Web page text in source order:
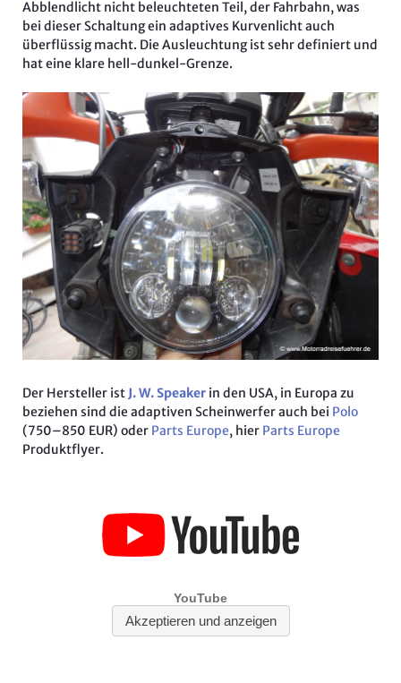
Abblendlicht nicht beleuchteten Teil, der Fahrbahn, was
bei dieser Schaltung ein adaptives Kurvenlicht auch
überflüssig macht. Die Ausleuchtung ist sehr definiert und
hat eine klare hell-dunkel-Grenze.
Der Hersteller ist J. W. Speakerin den USA, in Europa zu
beziehen sind die adaptiven Scheinwerfer auch bei Polo
(750–850 EUR) oder Parts Europe, hier Parts Europe
Produktflyer.